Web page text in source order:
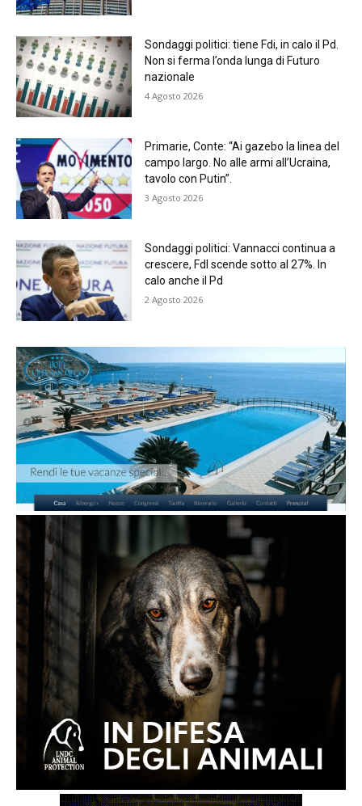
Sondaggi politici: tiene Fdi, in calo il Pd.
Non si ferma l’onda lunga di Futuro
nazionale
4 Agosto 2026
Primarie, Conte: “Ai gazebo la linea del
campo largo. No alle armi all’Ucraina,
tavolo con Putin”.
3 Agosto 2026
Sondaggi politici: Vannacci continua a
crescere, FdI scende sotto al 27%. In
calo anche il Pd
2 Agosto 2026